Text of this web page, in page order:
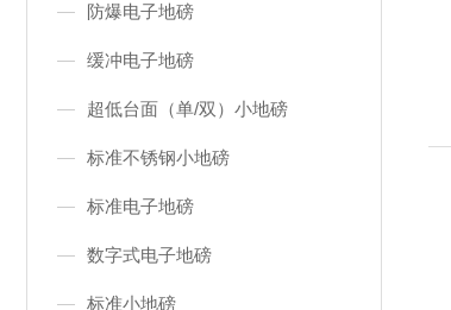
防爆电子地磅
缓冲电子地磅
超低台面（单/双）小地磅
标准不锈钢小地磅
标准电子地磅
数字式电子地磅
标准小地磅